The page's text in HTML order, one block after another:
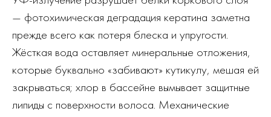
— фотохимическая деградация кератина заметна
прежде всего как потеря блеска и упругости.
Жёсткая вода оставляет минеральные отложения,
которые буквально «забивают» кутикулу, мешая ей
закрываться; хлор в бассейне вымывает защитные
липиды с поверхности волоса. Механические